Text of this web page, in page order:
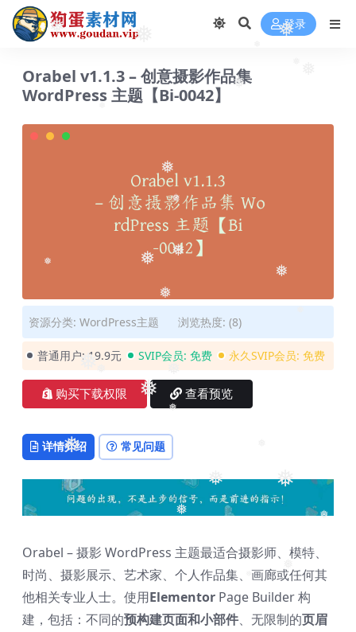
❅
❅
❅
❅
❅
❅
❅
❅
❅
❅
❅
❅
❅
❅
❅
❅
❅
登录
Orabel v1.1.3 – 创意摄影作品集
WordPress 主题【Bi-0042】
资源分类: WordPress主题 浏览热度: (8)
普通用户: 19.9元 SVIP会员: 免费 永久SVIP会员: 免费
购买下载权限 查看预览
详情介绍 常见问题
Orabel – 摄影 WordPress 主题最适合摄影师、模特、
时尚、摄影展示、艺术家、个人作品集、画廊或任何其
他相关专业人士。使用Elementor Page Builder 构
建，包括：不同的预构建页面和小部件、无限制的页眉